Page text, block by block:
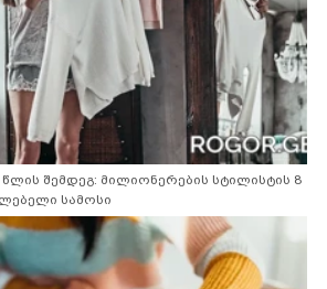
შემდეგ: მილიონერების სტილისტის 8
სამოსი